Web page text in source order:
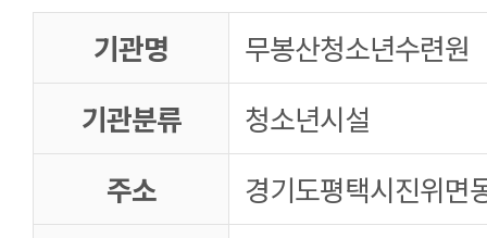
기관명
무봉산청소년수련원
기관분류
청소년시설
주소
경기도평택시진위면